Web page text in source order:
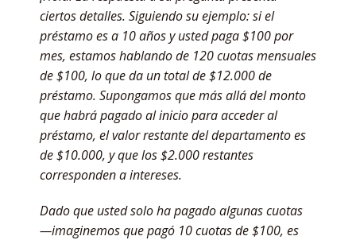
ciertos detalles. Siguiendo su ejemplo: si el
préstamo es a 10 años y usted paga $100 por
mes, estamos hablando de 120 cuotas mensuales
de $100, lo que da un total de $12.000 de
préstamo. Supongamos que más allá del monto
que habrá pagado al inicio para acceder al
préstamo, el valor restante del departamento es
de $10.000, y que los $2.000 restantes
corresponden a intereses.
Dado que usted solo ha pagado algunas cuotas
—imaginemos que pagó 10 cuotas de $100, es